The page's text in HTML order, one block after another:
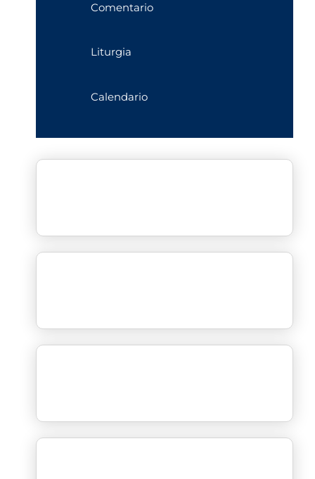
Comentario
Liturgia
Calendario